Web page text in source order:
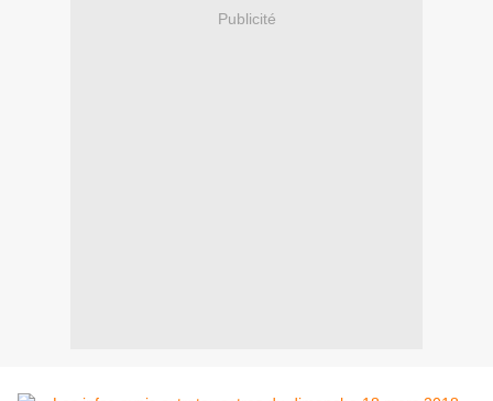
Publicité